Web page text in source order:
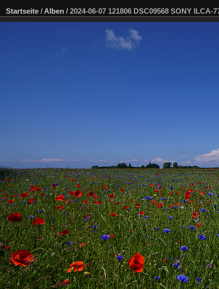
Startseite / Alben / 2024-06-07 121806 DSC09568 SONY ILCA-